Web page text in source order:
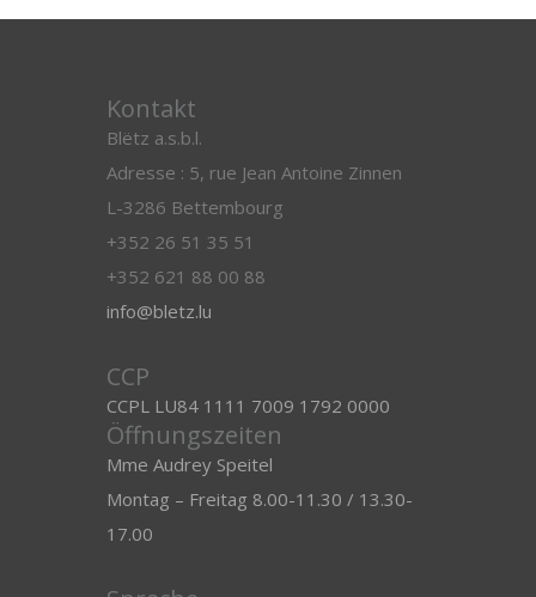
Kontakt
Blëtz a.s.b.l.
Adresse : 5, rue Jean Antoine Zinnen
L-3286 Bettembourg
+352 26 51 35 51
+352 621 88 00 88
info@bletz.lu
CCP
CCPL LU84 1111 7009 1792 0000
Öffnungszeiten
Mme Audrey Speitel
Montag – Freitag 8.00-11.30 / 13.30-
17.00